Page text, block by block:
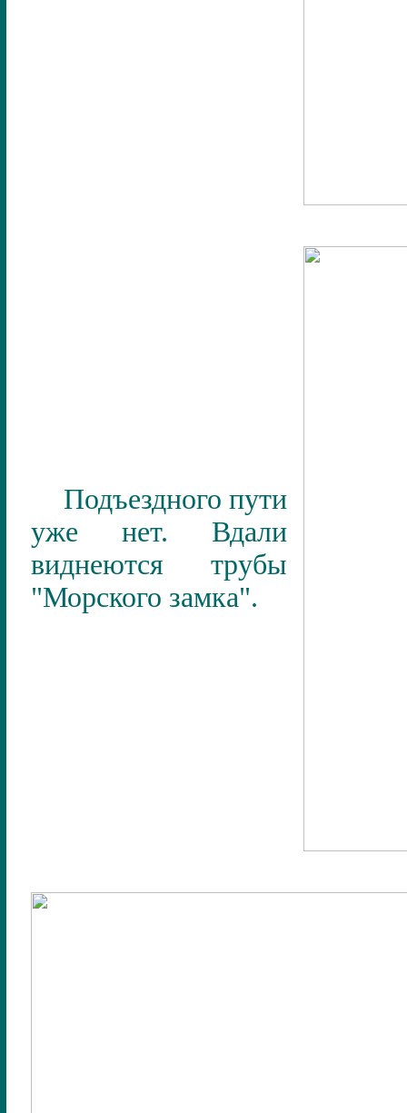
Подъездного пути
уже нет. Вдали
виднеются трубы
"Морского замка".